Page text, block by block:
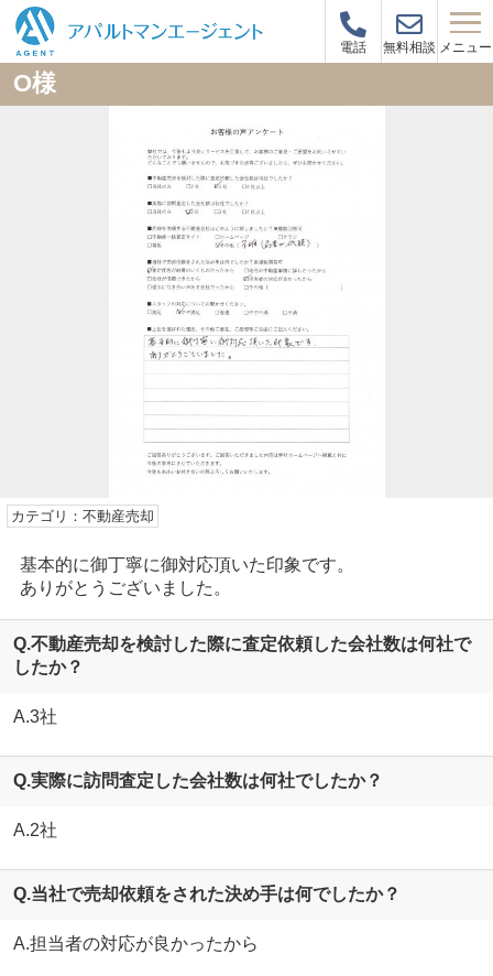
電話 無料相談 メニュー
O様
カテゴリ：不動産売却
基本的に御丁寧に御対応頂いた印象です。
ありがとうございました。
Q.不動産売却を検討した際に査定依頼した会社数は何社で
したか？
A.3社
Q.実際に訪問査定した会社数は何社でしたか？
A.2社
Q.当社で売却依頼をされた決め手は何でしたか？
A.担当者の対応が良かったから